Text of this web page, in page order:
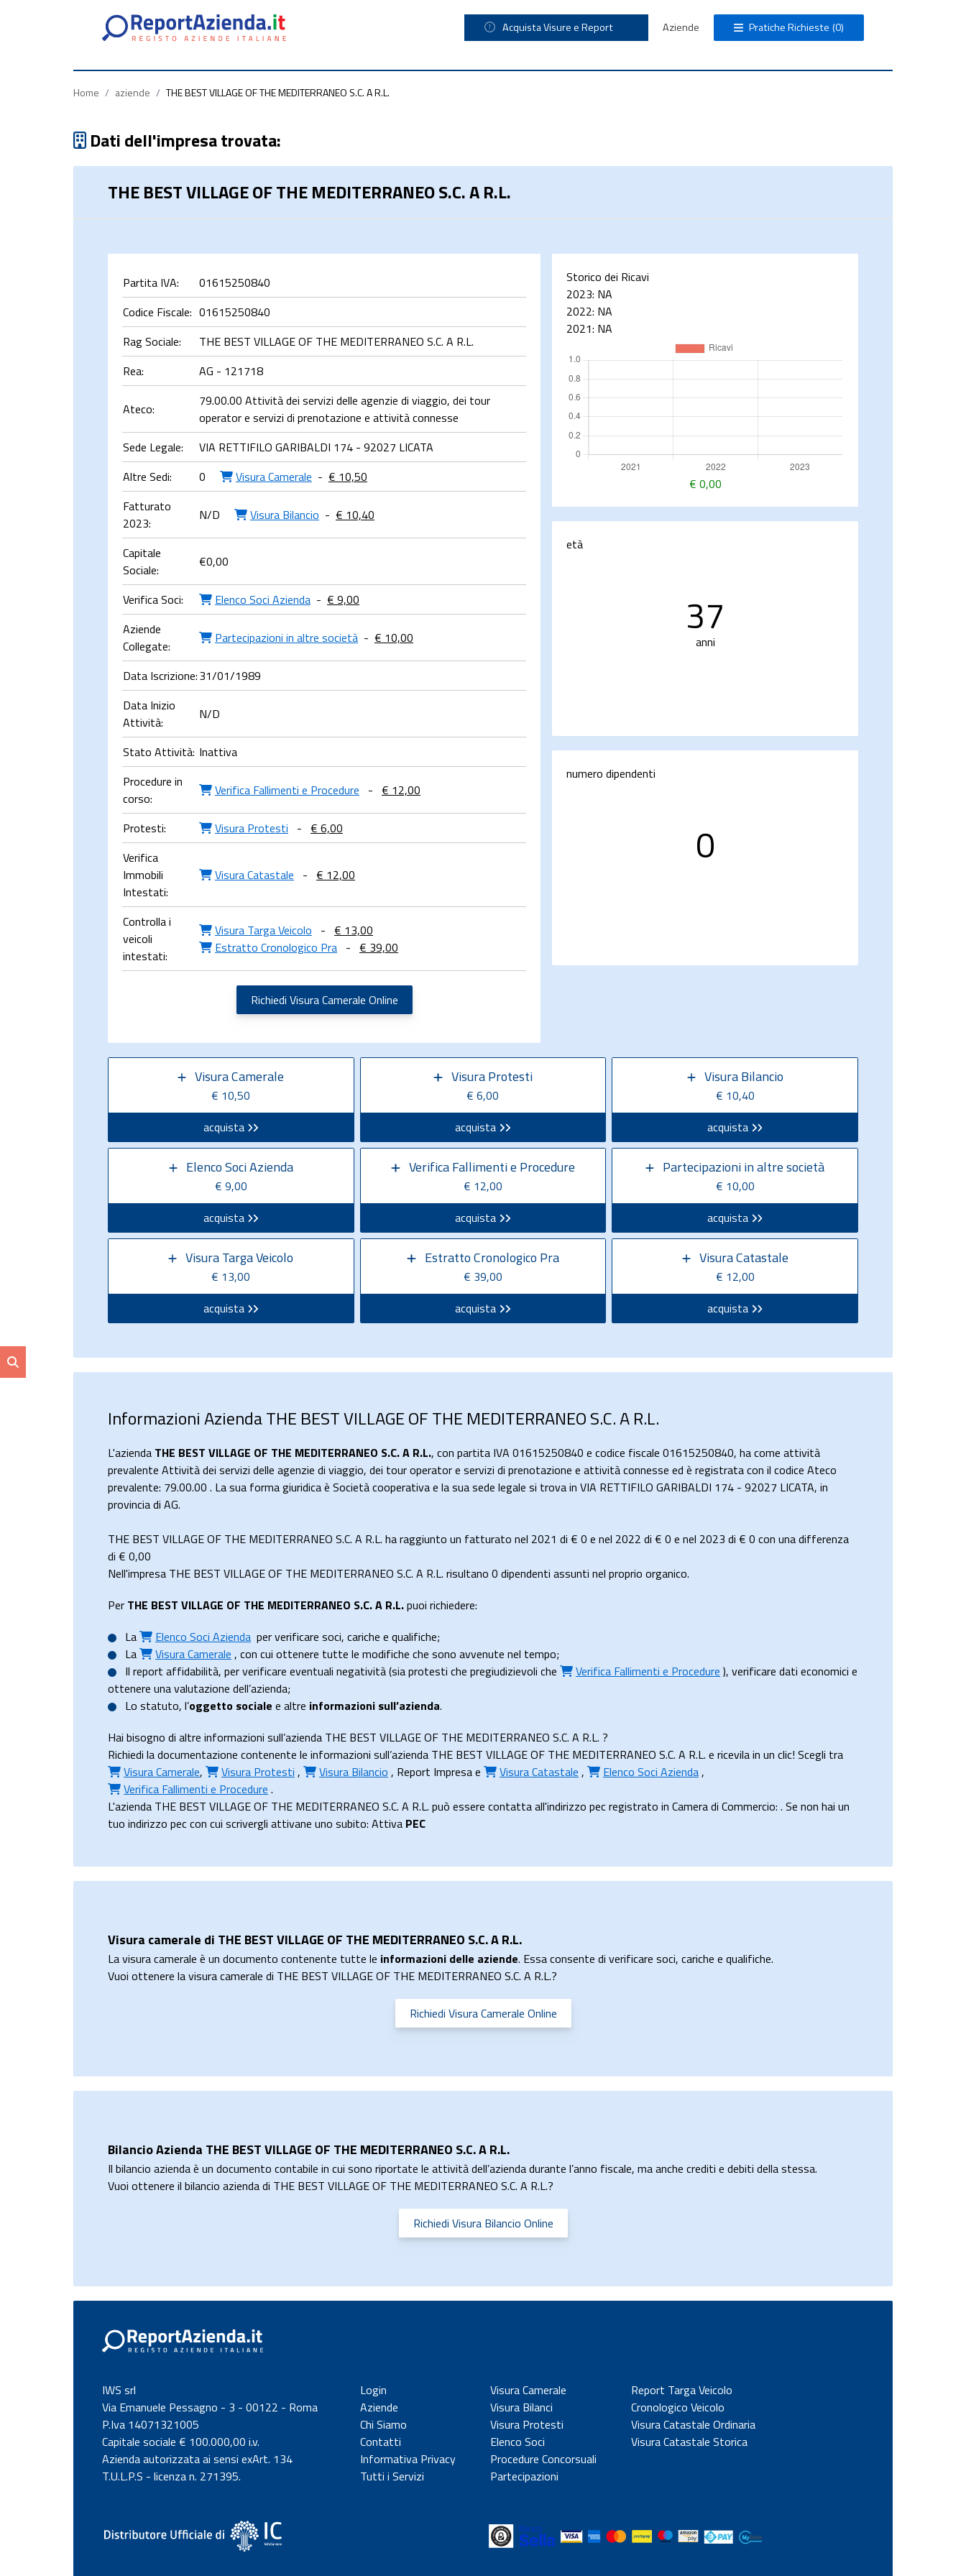
Acquista Visure e Report Aziende Pratiche Richieste (0)
Home / aziende / THE BEST VILLAGE OF THE MEDITERRANEO S.C. A R.L.
Dati dell'impresa trovata:
THE BEST VILLAGE OF THE MEDITERRANEO S.C. A R.L.
Partita IVA:
01615250840
Codice Fiscale: 01615250840
Rag Sociale:
THE BEST VILLAGE OF THE MEDITERRANEO S.C. A R.L.
Rea:
AG - 121718
Ateco:
79.00.00 Attività dei servizi delle agenzie di viaggio, dei tour
operator e servizi di prenotazione e attività connesse
Sede Legale:
VIA RETTIFILO GARIBALDI 174 - 92027 LICATA
Altre Sedi:
0 Visura Camerale - € 10,50
Fatturato
2023:
N/D Visura Bilancio - € 10,40
Capitale
Sociale:
€0,00
Verifica Soci: Elenco Soci Azienda - € 9,00
Aziende
Collegate:
Partecipazioni in altre società - € 10,00
Data Iscrizione:31/01/1989
Data Inizio
Attività:
N/D
Stato Attività: Inattiva
Procedure in
corso:
Verifica Fallimenti e Procedure - € 12,00
Protesti: Visura Protesti - € 6,00
Verifica
Immobili
Intestati:
Visura Catastale - € 12,00
Controlla i
veicoli
intestati:
Visura Targa Veicolo - € 13,00
Estratto Cronologico Pra - € 39,00
Richiedi Visura Camerale Online
Storico dei Ricavi
2023: NA
2022: NA
2021: NA
€ 0,00
età
37
anni
numero dipendenti
0
Visura Camerale
€ 10,50
acquista
Visura Protesti
€ 6,00
acquista
Visura Bilancio
€ 10,40
acquista
Elenco Soci Azienda
€ 9,00
acquista
Verifica Fallimenti e Procedure
€ 12,00
acquista
Partecipazioni in altre società
€ 10,00
acquista
Visura Targa Veicolo
€ 13,00
acquista
Estratto Cronologico Pra
€ 39,00
acquista
Visura Catastale
€ 12,00
acquista
Informazioni Azienda THE BEST VILLAGE OF THE MEDITERRANEO S.C. A R.L.
L'azienda THE BEST VILLAGE OF THE MEDITERRANEO S.C. A R.L., con partita IVA 01615250840 e codice fiscale 01615250840, ha come attività
prevalente Attività dei servizi delle agenzie di viaggio, dei tour operator e servizi di prenotazione e attività connesse ed è registrata con il codice Ateco
prevalente: 79.00.00 . La sua forma giuridica è Società cooperativa e la sua sede legale si trova in VIA RETTIFILO GARIBALDI 174 - 92027 LICATA, in
provincia di AG.
THE BEST VILLAGE OF THE MEDITERRANEO S.C. A R.L. ha raggiunto un fatturato nel 2021 di € 0 e nel 2022 di € 0 e nel 2023 di € 0 con una differenza
di € 0,00
Nell'impresa THE BEST VILLAGE OF THE MEDITERRANEO S.C. A R.L. risultano 0 dipendenti assunti nel proprio organico.
Per THE BEST VILLAGE OF THE MEDITERRANEO S.C. A R.L.puoi richiedere:
La
Elenco Soci Azienda per verificare soci, cariche e qualifiche;
La
Visura Camerale , con cui ottenere tutte le modifiche che sono avvenute nel tempo;
Il report affidabilità, per verificare eventuali negatività (sia protesti che pregiudizievoli che Verifica Fallimenti e Procedure ), verificare dati economici e
ottenere una valutazione dell’azienda;
Lo statuto, l’oggetto sociale e altre informazioni sull’azienda.
Hai bisogno di altre informazioni sull’azienda THE BEST VILLAGE OF THE MEDITERRANEO S.C. A R.L. ?
Richiedi la documentazione contenente le informazioni sull’azienda THE BEST VILLAGE OF THE MEDITERRANEO S.C. A R.L. e ricevila in un clic! Scegli tra
Visura Camerale, Visura Protesti , Visura Bilancio , Report Impresae Visura Catastale , Elenco Soci Azienda,
Verifica Fallimenti e Procedure .
L'azienda THE BEST VILLAGE OF THE MEDITERRANEO S.C. A R.L. può essere contatta all'indirizzo pec registrato in Camera di Commercio: . Se non hai un
tuo indirizzo pec con cui scrivergli attivane uno subito: Attiva PEC
Visura camerale di THE BEST VILLAGE OF THE MEDITERRANEO S.C. A R.L.
La visura camerale è un documento contenente tutte le informazioni delle aziende. Essa consente di verificare soci, cariche e qualifiche.
Vuoi ottenere la visura camerale di THE BEST VILLAGE OF THE MEDITERRANEO S.C. A R.L.?
Richiedi Visura Camerale Online
Bilancio Azienda THE BEST VILLAGE OF THE MEDITERRANEO S.C. A R.L.
Il bilancio azienda è un documento contabile in cui sono riportate le attività dell’azienda durante l’anno fiscale, ma anche crediti e debiti della stessa.
Vuoi ottenere il bilancio azienda di THE BEST VILLAGE OF THE MEDITERRANEO S.C. A R.L.?
Richiedi Visura Bilancio Online
IWS srl
Via Emanuele Pessagno - 3 - 00122 - Roma
P.Iva 14071321005
Capitale sociale € 100.000,00 i.v.
Azienda autorizzata ai sensi exArt. 134
T.U.L.P.S - licenza n. 271395.
Login
Aziende
Chi Siamo
Contatti
Informativa Privacy
Tutti i Servizi
Visura Camerale
Visura Bilanci
Visura Protesti
Elenco Soci
Procedure Concorsuali
Partecipazioni
Report Targa Veicolo
Cronologico Veicolo
Visura Catastale Ordinaria
Visura Catastale Storica